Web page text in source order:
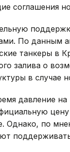
соглашения
По данным
танкеры в
залива о
в случае
давление
Однако, по